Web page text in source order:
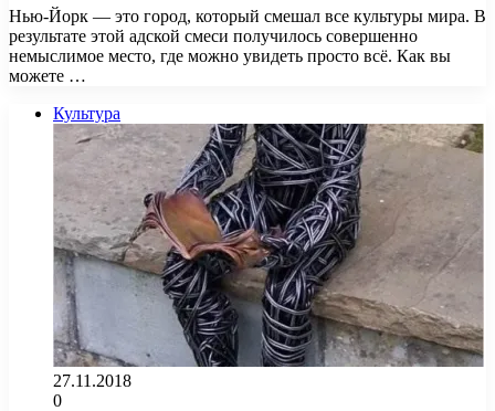
Нью-Йорк — это город, который смешал все культуры мира. В
результате этой адской смеси получилось совершенно
немыслимое место, где можно увидеть просто всё. Как вы
можете …
Культура
27.11.2018
0